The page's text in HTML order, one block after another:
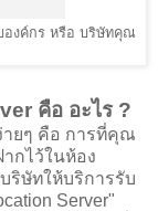
องค์กร หรือ บริษัทคุณ
คือ อะไร ?
ายๆ คือ การที่คุณ
กไว้ในห้อง
ริษัทให้บริการรับ
Server"